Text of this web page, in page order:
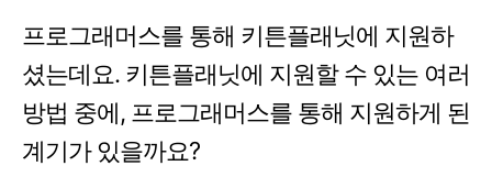
프로그래머스를 통해 키튼플래닛에 지원하
셨는데요. 키튼플래닛에 지원할 수 있는 여러
방법 중에, 프로그래머스를 통해 지원하게 된
계기가 있을까요?